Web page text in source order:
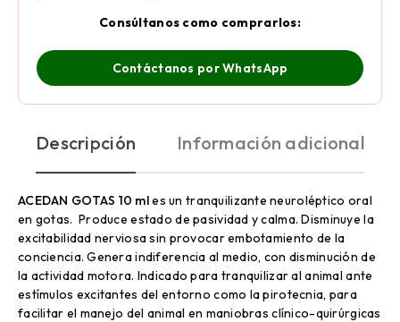
Consúltanos como comprarlos:
Contáctanos por WhatsApp
Descripción Información adicional
ACEDAN GOTAS 10 mles un tranquilizante neuroléptico oral
en gotas. Produce estado de pasividad y calma. Disminuye la
excitabilidad nerviosa sin provocar embotamiento de la
conciencia. Genera indiferencia al medio, con disminución de
la actividad motora. Indicado para tranquilizar al animal ante
estímulos excitantes del entorno como la pirotecnia, para
facilitar el manejo del animal en maniobras clínico-quirúrgicas